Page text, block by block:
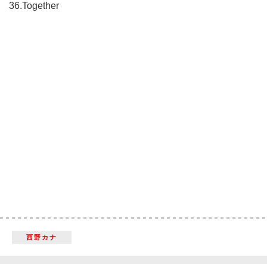
36.Together
西野カナ